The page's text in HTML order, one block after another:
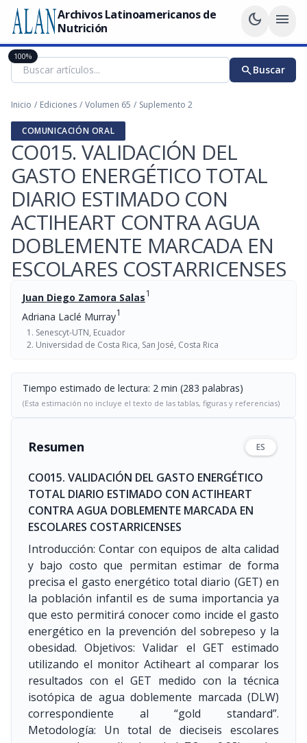
Archivos Latinoamericanos de
Nutrición
dark_mode menu
searchBuscar
Inicio / Ediciones / Volumen 65 / Suplemento 2
COMUNICACIÓN ORAL
CO015. VALIDACIÓN DEL
GASTO ENERGÉTICO TOTAL
DIARIO ESTIMADO CON
ACTIHEART CONTRA AGUA
DOBLEMENTE MARCADA EN
ESCOLARES COSTARRICENSES
Juan Diego Zamora Salas1
Adriana Laclé Murray1
Senescyt-UTN, Ecuador
Universidad de Costa Rica, San José, Costa Rica
Tiempo estimado de lectura: 2 min (283 palabras)
(Esta estimación no incluye el texto de las tablas, figuras y referencias)
Resumen ES
CO015. VALIDACIÓN DEL GASTO ENERGÉTICO
TOTAL DIARIO ESTIMADO CON ACTIHEART
CONTRA AGUA DOBLEMENTE MARCADA EN
ESCOLARES COSTARRICENSES
Introducción: Contar con equipos de alta calidad
y bajo costo que permitan estimar de forma
precisa el gasto energético total diario (GET) en
la población infantil es de suma importancia ya
que esto permitirá conocer como incide el gasto
energético en la prevención del sobrepeso y la
obesidad. Objetivos: Validar el GET estimado
utilizando el monitor Actiheart al comparar los
resultados con el GET medido con la técnica
isotópica de agua doblemente marcada (DLW)
correspondiente al “gold standard”.
Metodología: Un total de dieciseis escolares
100%